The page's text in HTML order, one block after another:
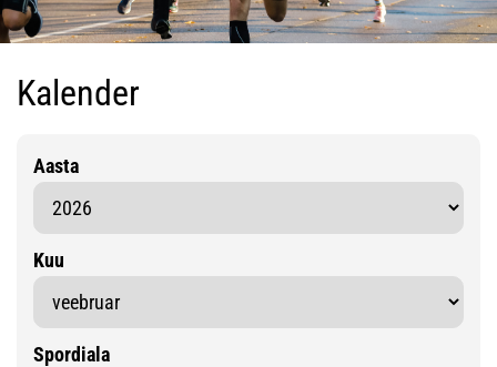
Kalender
Aasta
Kuu
Spordiala